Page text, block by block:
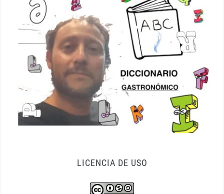
LICENCIA DE USO